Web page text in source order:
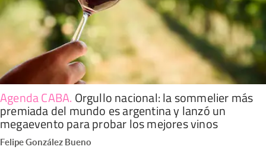
Agenda CABA. Orgullo nacional: la sommelier más
premiada del mundo es argentina y lanzó un
megaevento para probar los mejores vinos
Felipe González Bueno